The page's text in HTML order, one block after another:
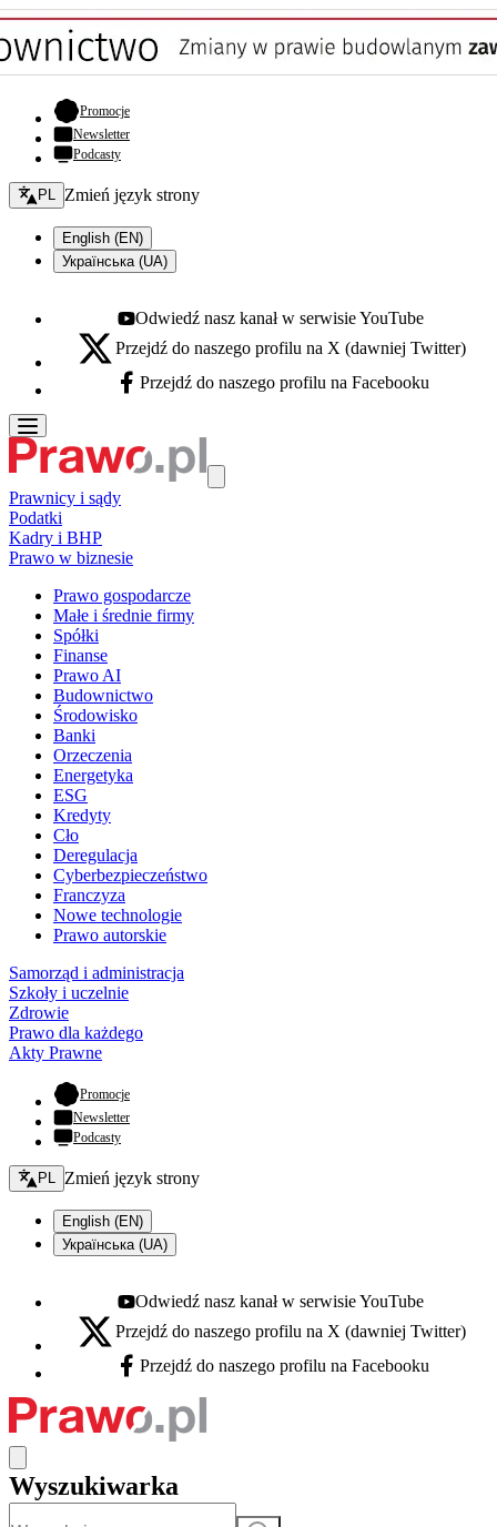
Promocje- otwiera się w nowej karcie
Newsletter
Podcasty
Zmień język - bieżący:
PL Zmień język strony
English (EN)
Українська (UA)
Youtube - otwiera się w nowej karcie
Odwiedź nasz kanał w serwisie YouTube
X - otwiera się w nowej karcie
Przejdź do naszego profilu na X (dawniej Twitter)
Facebook - otwiera się w nowej karcie
Przejdź do naszego profilu na Facebooku
Prawnicy i sądy
Podatki
Kadry i BHP
Prawo w biznesie
Prawo gospodarcze
Małe i średnie firmy
Spółki
Finanse
Prawo AI
Budownictwo
Środowisko
Banki
Orzeczenia
Energetyka
ESG
Kredyty
Cło
Deregulacja
Cyberbezpieczeństwo
Franczyza
Nowe technologie
Prawo autorskie
Samorząd i administracja
Szkoły i uczelnie
Zdrowie
Prawo dla każdego
Akty Prawne
Promocje- otwiera się w nowej karcie
Newsletter
Podcasty
Zmień język - bieżący:
PL Zmień język strony
English (EN)
Українська (UA)
Youtube - otwiera się w nowej karcie
Odwiedź nasz kanał w serwisie YouTube
X - otwiera się w nowej karcie
Przejdź do naszego profilu na X (dawniej Twitter)
Facebook - otwiera się w nowej karcie
Przejdź do naszego profilu na Facebooku
Wyszukiwarka